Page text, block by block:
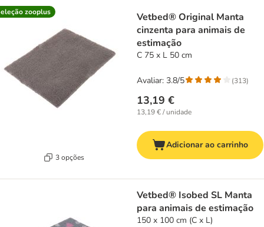
product items have been changed
zooplus
3 opções
Vetbed® Original Manta
cinzenta para animais de
estimação
C 75 x L 50 cm
13,19 €
13,19 € / unidade
Avaliar: 3.8/5 (313)
Adicionar ao carrinho
Vetbed® Isobed SL Manta
para animais de estimação
150 x 100 cm (C x L)